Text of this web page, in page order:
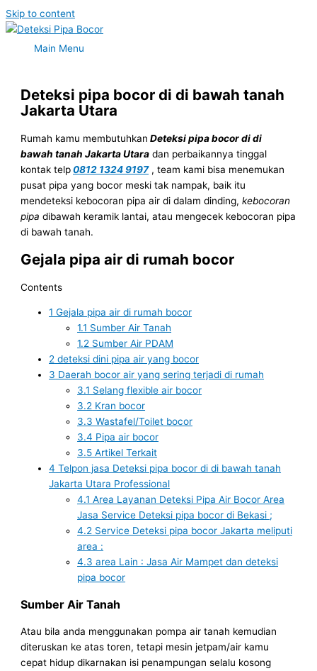
Skip to content
Main Menu
Deteksi pipa bocor di di bawah tanah
Jakarta Utara
Rumah kamu membutuhkan Deteksi pipa bocor di di
bawah tanah Jakarta Utara dan perbaikannya tinggal
kontak telp0812 1324 9197, team kami bisa menemukan
pusat pipa yang bocor meski tak nampak, baik itu
mendeteksi kebocoran pipa air di dalam dinding,kebocoran
pipa dibawah keramik lantai, atau mengecek kebocoran pipa
di bawah tanah.
Gejala pipa air di rumah bocor
Contents
1 Gejala pipa air di rumah bocor
1.1 Sumber Air Tanah
1.2 Sumber Air PDAM
2 deteksi dini pipa air yang bocor
3 Daerah bocor air yang sering terjadi di rumah
3.1 Selang flexible air bocor
3.2 Kran bocor
3.3 Wastafel/Toilet bocor
3.4 Pipa air bocor
3.5 Artikel Terkait
4 Telpon jasa Deteksi pipa bocor di di bawah tanah
Jakarta Utara Professional
4.1 Area Layanan Deteksi Pipa Air Bocor Area
Jasa Service Deteksi pipa bocor di Bekasi ;
4.2 Service Deteksi pipa bocor Jakarta meliputi
area :
4.3 area Lain : Jasa Air Mampet dan deteksi
pipa bocor
Sumber Air Tanah
Atau bila anda menggunakan pompa air tanah kemudian
diteruskan ke atas toren, tetapi mesin jetpam/air kamu
cepat hidup dikarnakan isi penampungan selalu kosong